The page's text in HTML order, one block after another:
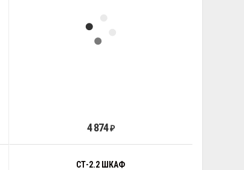
4 874₽
СТ-2.2 ШКАФ